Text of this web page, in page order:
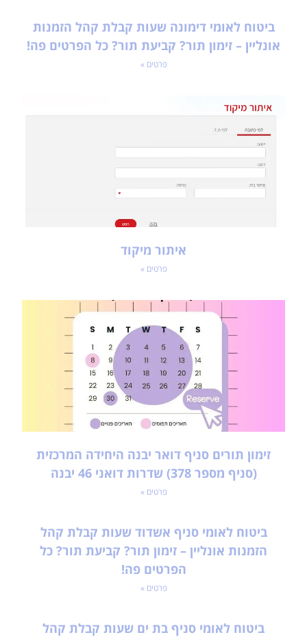
ביטוח לאומי דימונה שעות קבלת קהל הזמנות
אונליין – זימון תור? קביעת תור? כל הפרטים פה!
פרטים »
איתור מיקוד
פרטים »
זימון תורים סניף דואר יבנה היחידה המרכזית
(סניף מספר 378) שדרות דואני 46 יבנה
פרטים »
ביטוח לאומי סניף אשדוד שעות קבלת קהל
הזמנות אונליין – זימון תור? קביעת תור? כל
הפרטים פה!
פרטים »
ביטוח לאומי סניף בת ים שעות קבלת קהל